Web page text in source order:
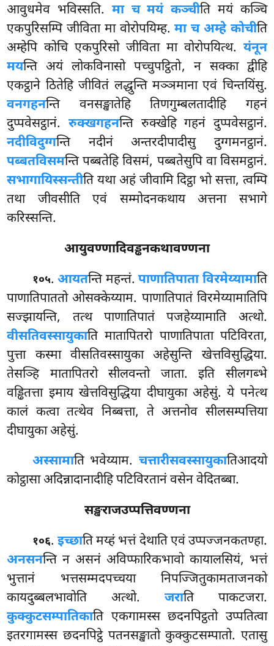
आवुधमेव भविस्सति. मा च मयं कञ्चीति मयं कञ्चि
एकपुरिसम्पि जीविता मा वोरोपयिम्ह.मा च अम्हे कोचीति
अम्हेपि कोचि एकपुरिसो जीविता मा वोरोपयित्थ. यंनून
मयन्ति अयं लोकविनासो पच्चुपट्ठितो, न सक्का द्वीहि
एकट्ठाने ठितेहि जीवितं लद्धुन्ति मञ्ञमाना एवं चिन्तयिंसु.
वनगहनन्ति वनसङ्खातेहि तिणगुम्बलतादीहि गहनं
दुप्पवेसट्ठानं. रुक्खगहनन्ति रुक्खेहि गहनं दुप्पवेसट्ठानं.
नदीविदुग्गन्ति नदीनं अन्तरदीपादीसु दुग्गमनट्ठानं.
पब्बतविसमन्ति पब्बतेहि विसमं, पब्बतेसुपि वा विसमट्ठानं.
सभागायिस्सन्तीतियथा अहं जीवामि दिट्ठा भो सत्ता, त्वम्पि
तथा जीवसीति एवं सम्मोदनकथाय अत्तना सभागे
करिस्सन्ति.
आयुवण्णादिवड्ढनकथावण्णना
१०५.आयतन्ति महन्तं.पाणातिपाता विरमेय्यामाति
पाणातिपाततो ओसक्केय्याम. पाणातिपातं विरमेय्यामातिपि
सज्झायन्ति, तत्थ पाणातिपातं पजहेय्यामाति अत्थो.
वीसतिवस्सायुकाति मातापितरो पाणातिपाता पटिविरता,
पुत्ता कस्मा वीसतिवस्सायुका अहेसुन्ति खेत्तविसुद्धिया.
तेसञ्हि मातापितरो सीलवन्तो जाता. इति सीलगब्भे
वड्ढितत्ता इमाय खेत्तविसुद्धिया दीघायुका अहेसुं. ये पनेत्थ
कालं कत्वा तत्थेव निब्बत्ता, ते अत्तनोव सीलसम्पत्तिया
दीघायुका अहेसुं.
अस्सामाति भवेय्याम. चत्तारीसवस्सायुकातिआदयो
कोट्ठासा अदिन्नादानादीहि पटिविरतानं वसेन वेदितब्बा.
सङ्खराजउप्पत्तिवण्णना
१०६.इच्छाति मय्हं भत्तं देथाति एवं उप्पज्जनकतण्हा.
अनसनन्ति न असनं अविप्फारिकभावो कायालसियं, भत्तं
भुत्तानं भत्तसम्मदपच्चया निपज्जितुकामताजनको
कायदुब्बलभावोति अत्थो. जराति पाकटजरा.
कुक्कुटसम्पातिकाति एकगामस्स छदनपिट्ठतो उप्पतित्वा
इतरगामस्स छदनपिट्ठे पतनसङ्खातो कुक्कुटसम्पातो. एतासु